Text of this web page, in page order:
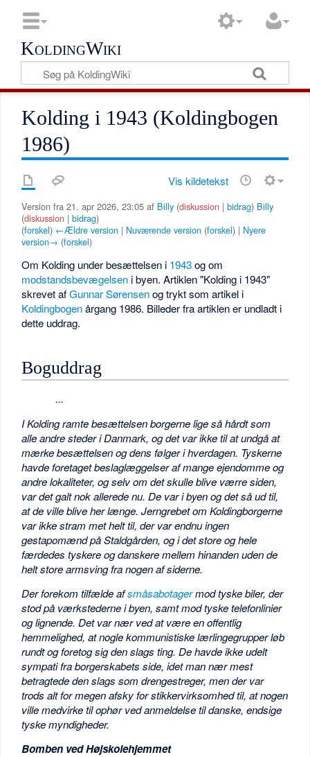
KoldingWiki
Kolding i 1943 (Koldingbogen
1986)
Vis kildetekst
Version fra 21. apr 2026, 23:05 af Billy (diskussion |bidrag) Billy
(diskussion |bidrag)
(forskel) ←Ældre version | Nuværende version (forskel) | Nyere
version→ (forskel)
Om Kolding under besættelsen i 1943og om
modstandsbevægelsen i byen. Artiklen "Kolding i 1943"
skrevet afGunnar Sørensenog trykt som artikel i
Koldingbogenårgang 1986. Billeder fra artiklen er undladt i
dette uddrag.
Boguddrag
...
I Kolding ramte besættelsen borgerne lige så hårdt som
alle andre steder i Danmark, og det var ikke til at undgå at
mærke besættelsen og dens følger i hverdagen. Tyskerne
havde foretaget beslaglæggelser af mange ejendomme og
andre lokaliteter, og selv om det skulle blive værre siden,
var det galt nok allerede nu. De var i byen og det så ud til,
at de ville blive her længe. Jerngrebet om Koldingborgerne
var ikke stram met helt til, der var endnu ingen
gestapomænd på Staldgården, og i det store og hele
færdedes tyskere og danskere mellem hinanden uden de
helt store armsving fra nogen af siderne.
Der forekom tilfælde afsmåsabotagermod tyske biler, der
stod på værkstederne i byen, samt mod tyske telefonlinier
og lignende. Det var nær ved at være en offentlig
hemmelighed, at nogle kommunistiske lærlingegrupper løb
rundt og foretog sig den slags ting. De havde ikke udelt
sympati fra borgerskabets side, idet man nær mest
betragtede den slags som drengestreger, men der var
trods alt for megen afsky for stikkervirksomhed til, at nogen
ville medvirke til ophør ved anmeldelse til danske, endsige
tyske myndigheder.
Bomben ved Højskolehjemmet